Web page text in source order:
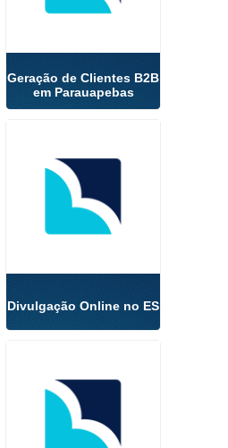
Geração de Clientes B2B
em Parauapebas
Divulgação Online no ES